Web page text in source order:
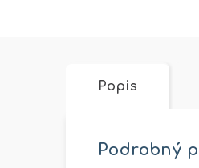
Popis
Podrobný